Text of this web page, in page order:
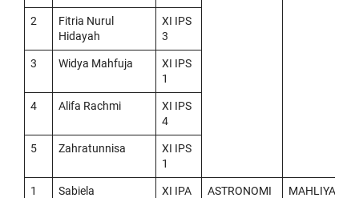
2
Fitria Nurul
Hidayah
XI IPS
3
3 Widya Mahfuja
XI IPS
1
4 Alifa Rachmi
XI IPS
4
5 Zahratunnisa
XI IPS
1
1
Sabiela
XI IPA
ASTRONOMI
MAHLIYANI,